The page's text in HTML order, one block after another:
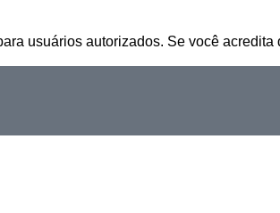
usuários autorizados. Se você